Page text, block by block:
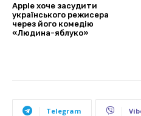
Apple хоче засудити
українського режисера
через його комедію
«Людина-яблуко»
Telegram